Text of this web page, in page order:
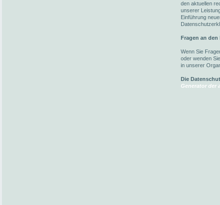
den aktuellen
unserer
Einführung
Fragen an
Wenn Sie
oder wenden
in unserer
Die
Generator der